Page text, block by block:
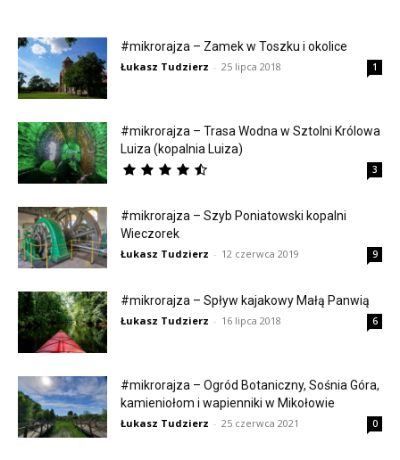
#mikrorajza – Zamek w Toszku i okolice
Łukasz Tudzierz - 25 lipca 2018 1
#mikrorajza – Trasa Wodna w Sztolni Królowa
Luiza (kopalnia Luiza)
3
#mikrorajza – Szyb Poniatowski kopalni
Wieczorek
Łukasz Tudzierz - 12 czerwca 2019 9
#mikrorajza – Spływ kajakowy Małą Panwią
Łukasz Tudzierz - 16 lipca 2018 6
#mikrorajza – Ogród Botaniczny, Sośnia Góra,
kamieniołom i wapienniki w Mikołowie
Łukasz Tudzierz - 25 czerwca 2021 0